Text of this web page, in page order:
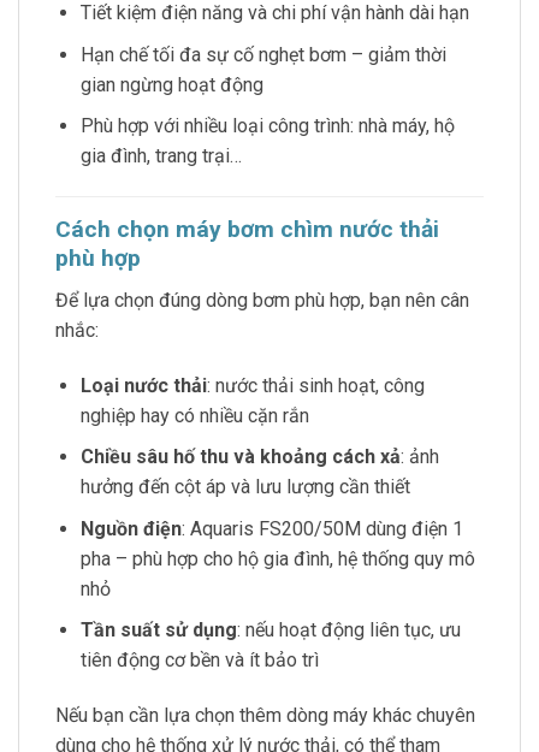
Tiết kiệm điện năng và chi phí vận hành dài hạn
Hạn chế tối đa sự cố nghẹt bơm – giảm thời
gian ngừng hoạt động
Phù hợp với nhiều loại công trình: nhà máy, hộ
gia đình, trang trại…
Cách chọn máy bơm chìm nước thải
phù hợp
Để lựa chọn đúng dòng bơm phù hợp, bạn nên cân
nhắc:
Loại nước thải: nước thải sinh hoạt, công
nghiệp hay có nhiều cặn rắn
Chiều sâu hố thu và khoảng cách xả: ảnh
hưởng đến cột áp và lưu lượng cần thiết
Nguồn điện: Aquaris FS200/50M dùng điện 1
pha – phù hợp cho hộ gia đình, hệ thống quy mô
nhỏ
Tần suất sử dụng: nếu hoạt động liên tục, ưu
tiên động cơ bền và ít bảo trì
Nếu bạn cần lựa chọn thêm dòng máy khác chuyên
dùng cho hệ thống xử lý nước thải, có thể tham